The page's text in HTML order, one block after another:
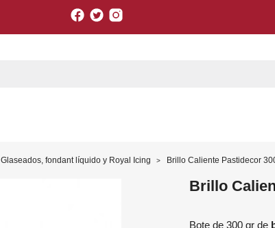
Facebook
Twitter
Glaseados, fondant líquido y Royal Icing Brillo Caliente Pastidecor
Brillo
Bote de 300 gr de